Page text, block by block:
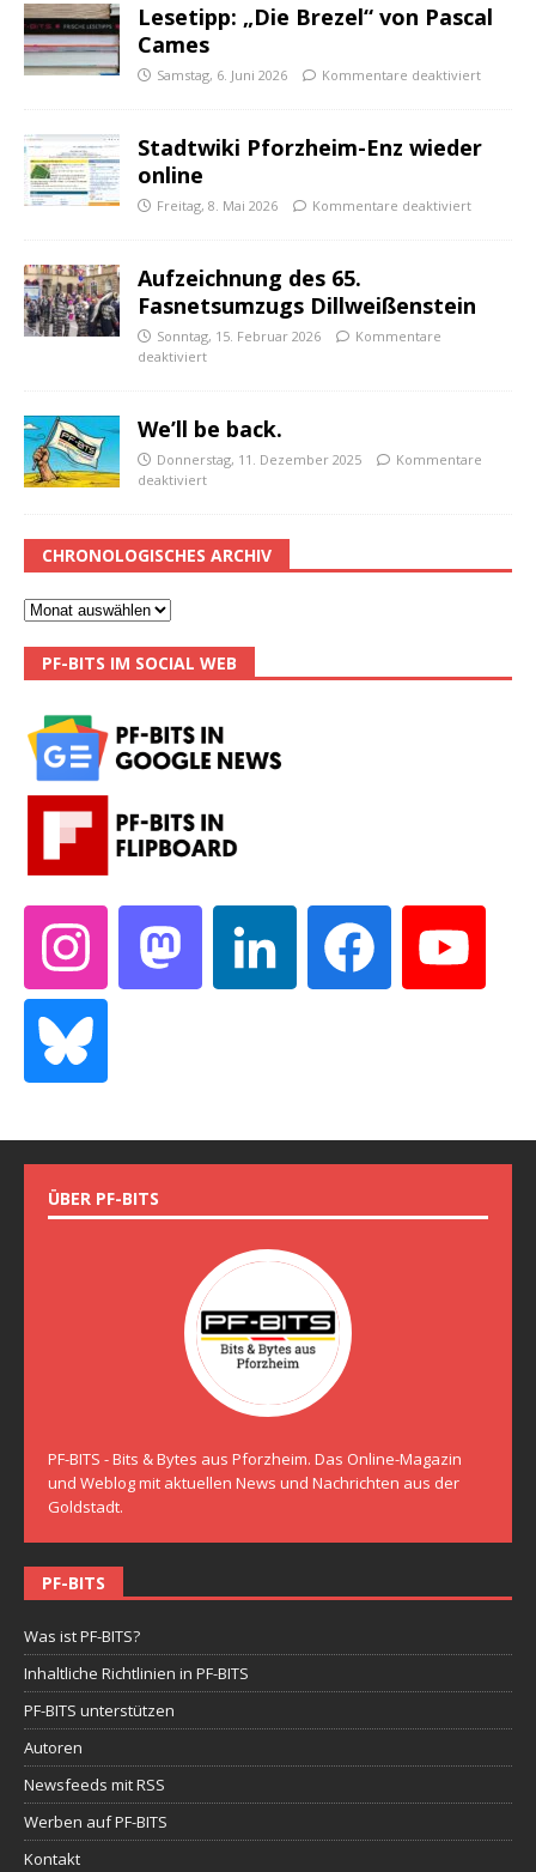
Lesetipp: „Die Brezel“ von Pascal
Cames
Samstag, 6. Juni 2026 Kommentare deaktiviert
Stadtwiki Pforzheim-Enz wieder
online
Freitag, 8. Mai 2026 Kommentare deaktiviert
Aufzeichnung des 65.
Fasnetsumzugs Dillweißenstein
Sonntag, 15. Februar 2026
Kommentare
deaktiviert
We’ll be back.
Donnerstag, 11. Dezember 2025
Kommentare
deaktiviert
CHRONOLOGISCHES ARCHIV
PF-BITS IM SOCIAL WEB
ÜBER PF-BITS
PF-BITS - Bits & Bytes aus Pforzheim. Das Online-Magazin
und Weblog mit aktuellen News und Nachrichten aus der
Goldstadt.
PF-BITS
Was ist PF-BITS?
Inhaltliche Richtlinien in PF-BITS
PF-BITS unterstützen
Autoren
Newsfeeds mit RSS
Werben auf PF-BITS
Kontakt